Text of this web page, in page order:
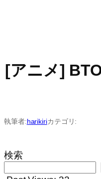
[アニメ]
執筆者:harikiriカテゴリ:
検索